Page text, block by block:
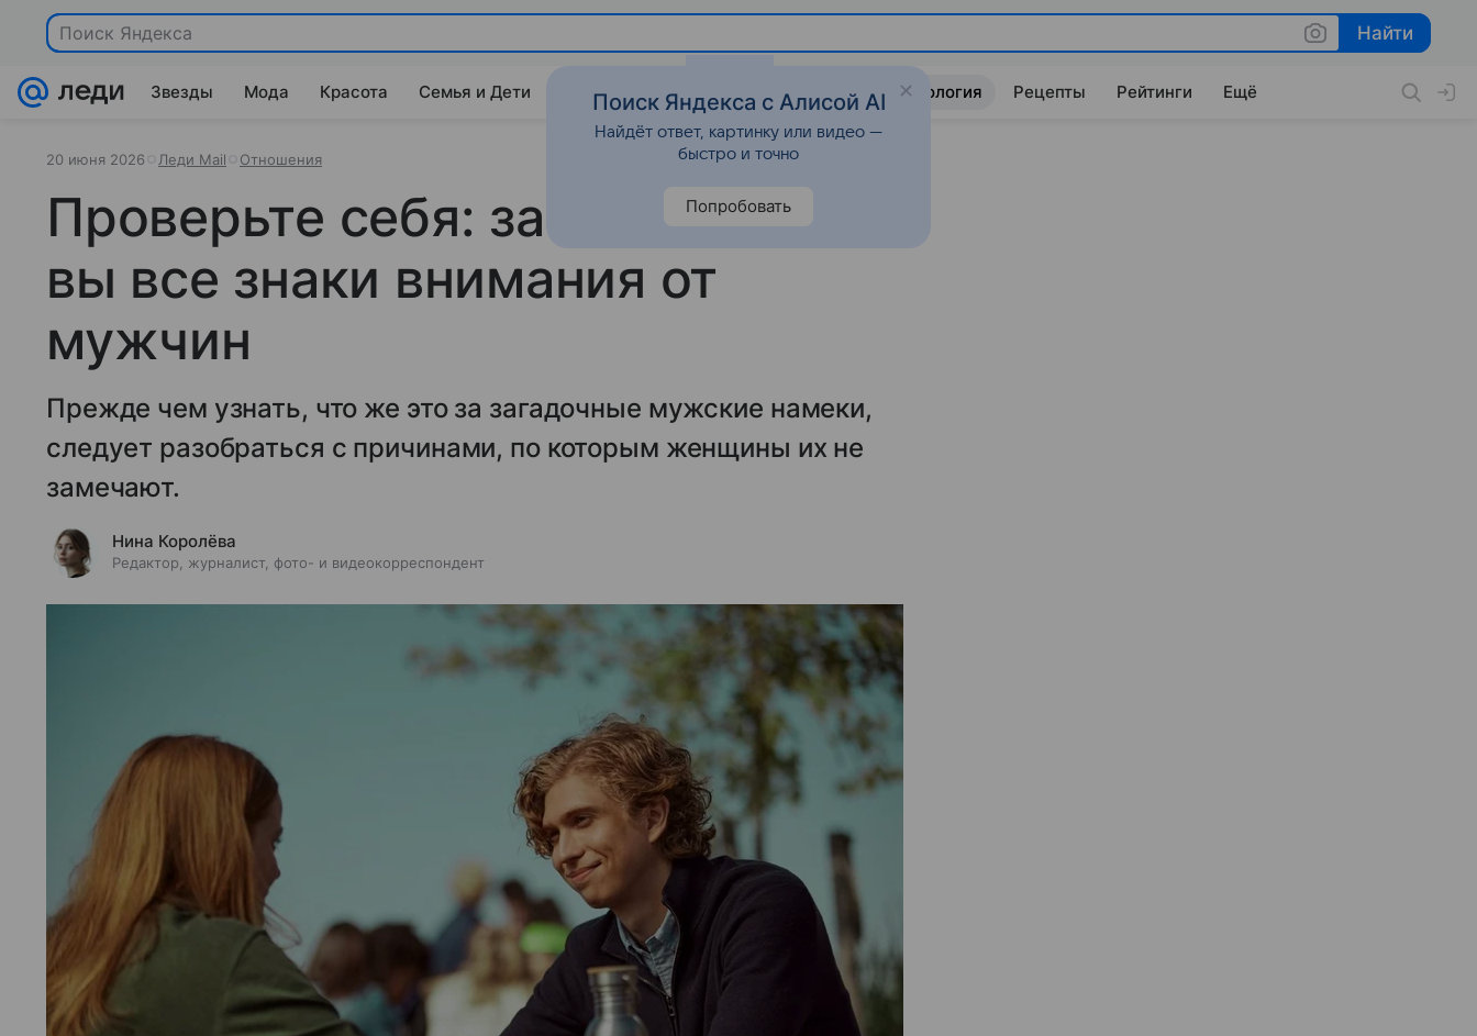
Поиск Яндекса Найти
Найти
Звезды Мода Красота Семья и Дети Дом Гороскопы Стиль жизни Психология Рецепты Рейтинги Ещё
20 июня 2026 Леди Mail Отношения
Проверьте себя: замечаете ли
вы все знаки внимания от
мужчин
Прежде чем узнать, что же это за загадочные мужские намеки,
следует разобраться с причинами, по которым женщины их не
замечают.
Нина Королёва
Редактор, журналист, фото- и видеокорреспондент
Поиск Яндекса с Алисой AI
Найдёт ответ, картинку или видео —
быстро и точно
Попробовать